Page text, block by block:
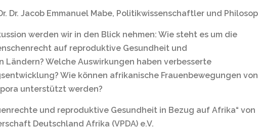
Dr. Jacob Emmanuel Mabe, Politikwissenschaftler und
werden wir in den Blick nehmen: Wie steht es um die
auf reproduktive Gesundheit und
Ländern? Welche Auswirkungen haben verbesserte
Wie können afrikanische Frauenbewegungen von
unterstützt werden?
und reproduktive Gesundheit in Bezug auf Afrika“ von
Deutschland Afrika (VPDA) e.V.